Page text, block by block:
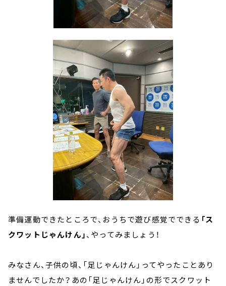
準備運動できたところで、おうちで遊び感覚でできる 「ス
クワットじゃんけん」、やってみましょう！
みなさん、子供の頃、「足じゃんけん」ってやったことあり
ませんでしたか？あの「足じゃんけん」の形でスクワット